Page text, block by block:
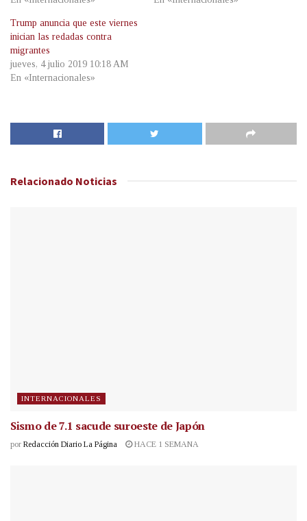
Trump anuncia que este viernes
inician las redadas contra
migrantes
jueves, 4 julio 2019 10:18 AM
En «Internacionales»
Relacionado Noticias
INTERNACIONALES
Sismo de 7.1 sacude suroeste de Japón
por Redacción Diario La Página HACE 1 SEMANA